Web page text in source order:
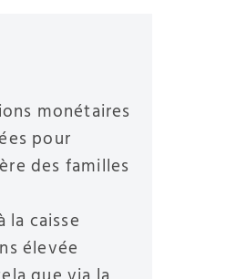
monétaires
pour
des familles
la caisse
élevée